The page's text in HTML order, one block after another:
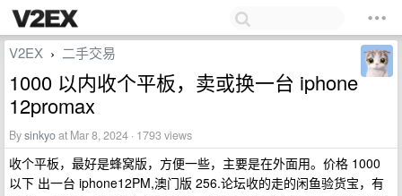
V2EX › 二手交易
1000 以内收个平板，卖或换一台 iphone
12promax
Bysinkyoat Mar 8, 2024 · 1793 views
收个平板，最好是蜂窝版，方便一些，主要是在外面用。价格 1000
以下 出一台 iphone12PM,澳门版 256.论坛收的走的闲鱼验货宝，有